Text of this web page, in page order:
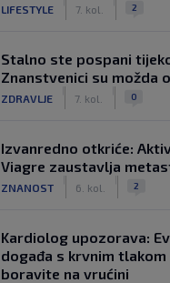
LIFESTYLE 7. kol. 2
Stalno ste pospani
Znanstvenici su možda
ZDRAVLJE 7. kol. 0
Izvanredno otkriće:
Viagre zaustavlja
ZNANOST 6. kol. 2
Kardiolog upozorava:
događa s krvnim tlakom
boravite na vrućini